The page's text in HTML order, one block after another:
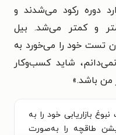
دوره رکود می‌شدند و
و کمتر می‌شد. بیل
تست خود را می‌خورد به
شاید کسب‌وکار
باشد.»
بازاریابی خود را به
طاقچه را به‌صورت